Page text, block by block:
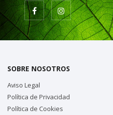
SOBRE NOSOTROS
Aviso Legal
Política de Privacidad
Política de Cookies